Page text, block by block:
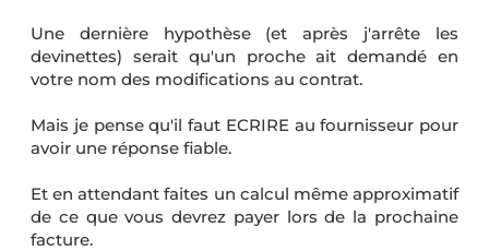
Une dernière hypothèse (et après j'arrête les
devinettes) serait qu'un proche ait demandé en
votre nom des modifications au contrat.
Mais je pense qu'il faut ECRIRE au fournisseur pour
avoir une réponse fiable.
Et en attendant faites un calcul même approximatif
de ce que vous devrez payer lors de la prochaine
facture.